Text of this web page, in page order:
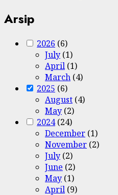
Arsip
2026 (6)
July (1)
April (1)
March (4)
2025 (6)
August (4)
May (2)
2024(24)
December (1)
November (2)
July (2)
June (2)
May (1)
April (9)